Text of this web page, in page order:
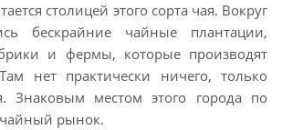
столицей этого сорта чая. Вокруг
бескрайние чайные плантации,
и фермы, которые производят
нет практически ничего, только
Знаковым местом этого города по
чайный рынок.